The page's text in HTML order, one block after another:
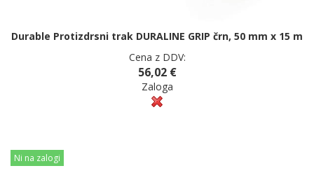
Durable Protizdrsni trak DURALINE GRIP črn, 50 mm x 15 m
Cena z DDV:
56,02 €
Zaloga
Ni na zalogi